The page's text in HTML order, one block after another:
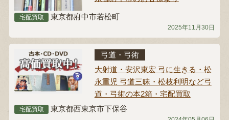
宅配買取 東京都府中市若松町
2025年11月30日
弓道・弓術
大射道・安沢東宏 弓に生きる・松
永重児 弓道三昧・松枝利明など弓
道・弓術の本2箱・宅配買取
宅配買取 東京都西東京市下保谷